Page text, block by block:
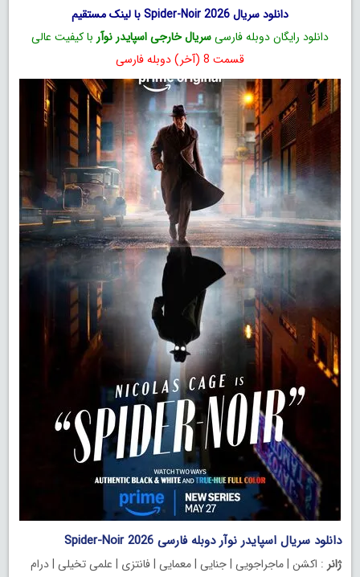
دانلود سریال Spider-Noir 2026 با لینک مستقیم
دانلود رایگان دوبله فارسیسریال خارجی اسپایدر نوآر با کیفیت عالی
قسمت 8 (آخر) دوبله فارسی
دانلود سریال اسپایدر نوآر دوبله فارسی Spider-Noir 2026
ژانر : اکشن | ماجراجویی | جنایی | معمایی | فانتزی | علمی تخیلی | درام